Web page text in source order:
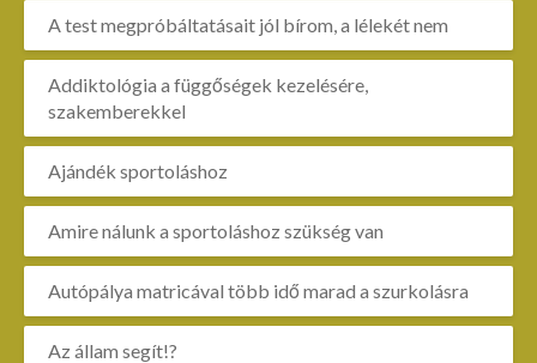
A test megpróbáltatásait jól bírom, a lélekét nem
Addiktológia a függőségek kezelésére,
szakemberekkel
Ajándék sportoláshoz
Amire nálunk a sportoláshoz szükség van
Autópálya matricával több idő marad a szurkolásra
Az állam segít!?